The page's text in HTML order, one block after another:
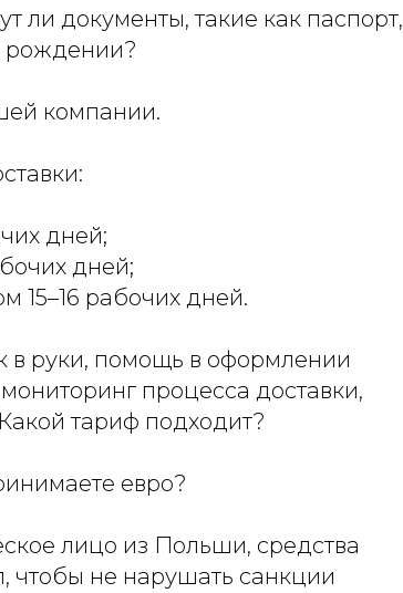
ли документы, такие как паспорт,
рождении?
компании.
дней;
дней;
15–16 рабочих дней.
в руки, помощь в оформлении
процесса доставки,
тариф подходит?
евро?
лицо из Польши, средства
чтобы не нарушать санкции